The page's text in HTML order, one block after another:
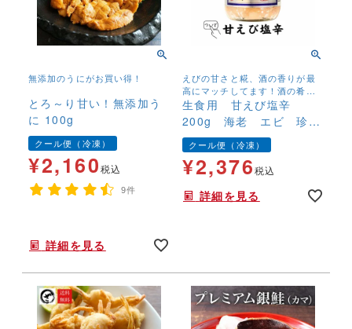
無添加のうにがお買い得！
とろ～り甘い！無添加う
に 100g
クール便（冷凍）
¥2,160税込
9件
詳細を見る
えびの甘さと糀、酒の香りが最
高にマッチしてます！酒の肴や
温かいご飯と一緒に！
生食用 甘えび塩辛
200g 海老 エビ 珍
味 老舗 ロングセラ
ー 大人気
クール便（冷凍）
¥2,376税込
詳細を見る